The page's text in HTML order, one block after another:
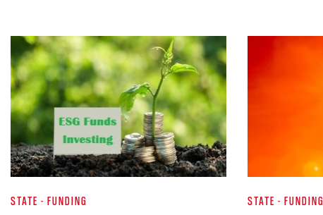
STATE - FUNDING STATE - FUNDING